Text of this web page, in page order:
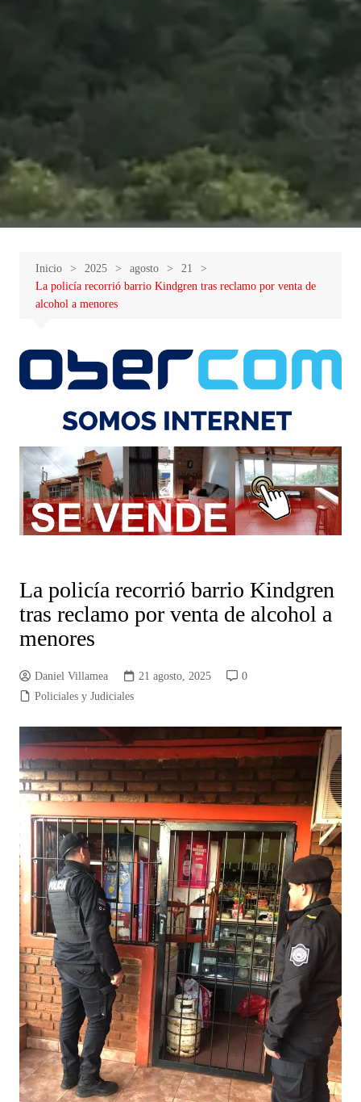
Inicio 2025 agosto
21
La policía recorrió barrio Kindgren tras reclamo por venta de
alcohol a menores
La policía recorrió barrio Kindgren
tras reclamo por venta de alcohol a
menores
Daniel Villamea 21 agosto, 2025
0
Policiales y Judiciales